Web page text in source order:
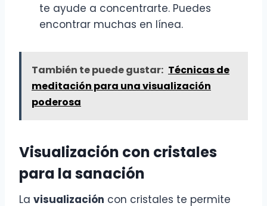
te ayude a concentrarte. Puedes
encontrar muchas en línea.
También te puede gustar: Técnicas de
meditación para una visualización
poderosa
Visualización con cristales
para la sanación
La visualización con cristales te permite